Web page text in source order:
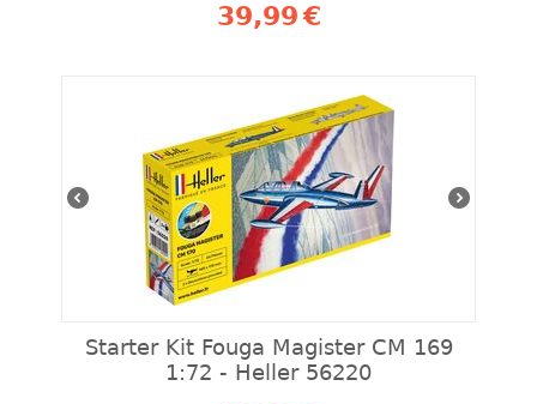
39,99€
Starter Kit Fouga Magister CM 169
1:72 - Heller 56220